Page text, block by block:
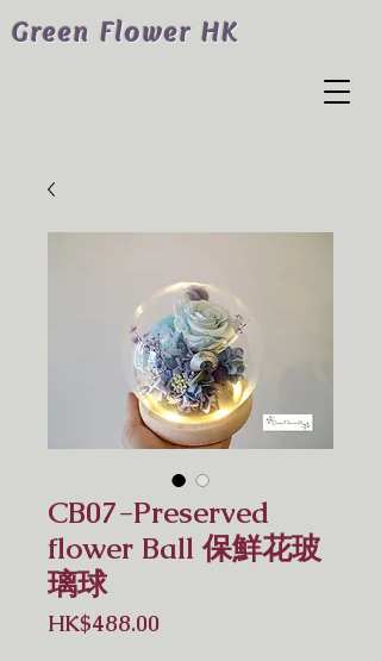
Green Flower HK
CB07-Preserved
flower Ball 保鮮花玻
璃球
HK$488.00